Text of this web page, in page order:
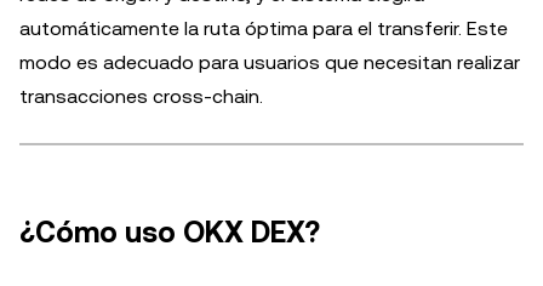
automáticamente la ruta óptima para el transferir. Este
modo es adecuado para usuarios que necesitan realizar
transacciones cross-chain.
¿Cómo uso OKX DEX?